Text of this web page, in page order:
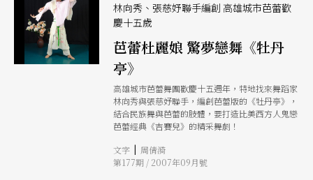
林向秀、張慈妤聯手編創 高雄城市芭蕾歡
慶十五歲
芭蕾杜麗娘 驚夢戀舞《牡丹
亭》
高雄城市芭蕾舞團歡慶十五週年，特地找來舞蹈家
林向秀與張慈妤聯手，編創芭蕾版的《牡丹亭》，
結合民族舞與芭蕾的肢體，要打造比美西方人鬼戀
芭蕾經典《吉賽兒》的精采舞劇！
文字 | 周倩漪
第177期 / 2007年09月號